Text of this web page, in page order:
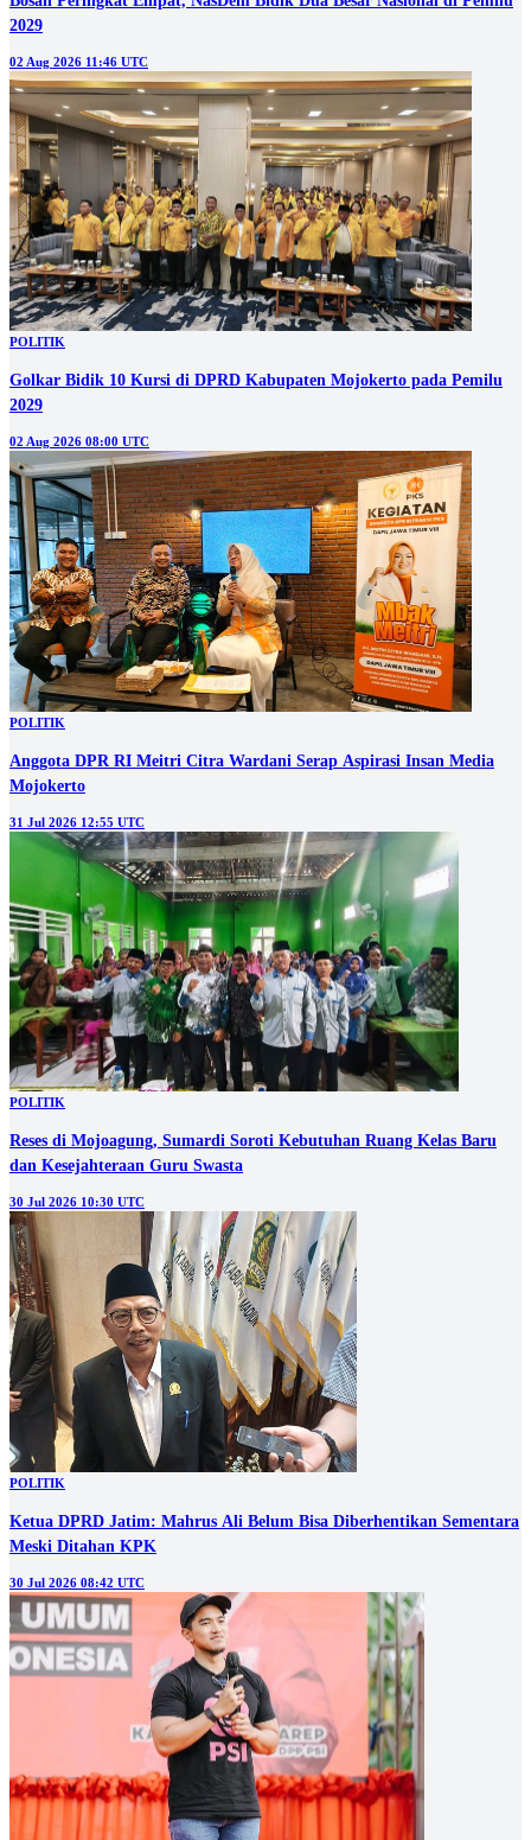
2029
02 Aug 2026 11:46 UTC
POLITIK
Golkar Bidik 10 Kursi di DPRD Kabupaten Mojokerto pada Pemilu
2029
02 Aug 2026 08:00 UTC
POLITIK
Anggota DPR RI Meitri Citra Wardani Serap Aspirasi Insan Media
Mojokerto
31 Jul 2026 12:55 UTC
POLITIK
Reses di Mojoagung, Sumardi Soroti Kebutuhan Ruang Kelas Baru
dan Kesejahteraan Guru Swasta
30 Jul 2026 10:30 UTC
POLITIK
Ketua DPRD Jatim: Mahrus Ali Belum Bisa Diberhentikan Sementara
Meski Ditahan KPK
30 Jul 2026 08:42 UTC